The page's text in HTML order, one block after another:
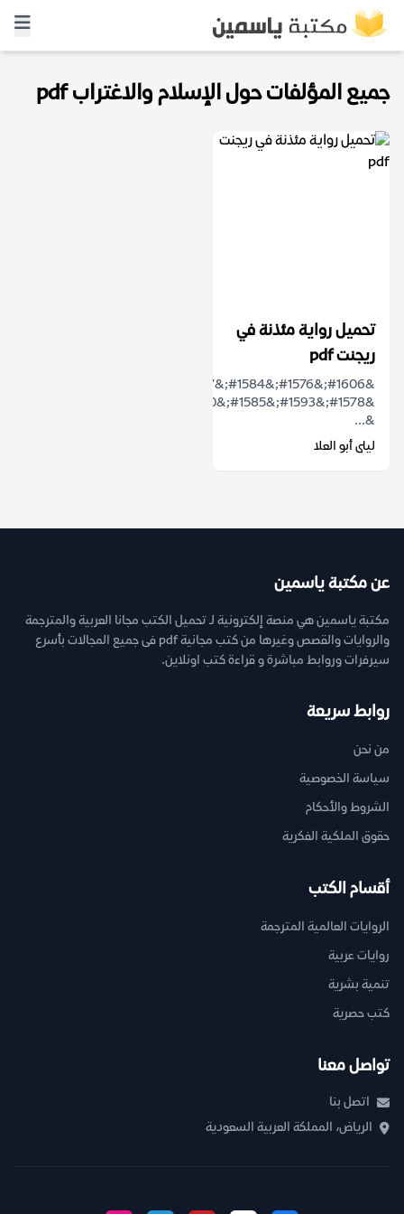
جميع المؤلفات حول الإسلام والاغتراب pdf
تحميل رواية مئذنة في
ريجنت pdf
&...
ليلى أبو العلا
عن مكتبة ياسمين
مكتبة ياسمين هي منصة إلكترونية لـ تحميل الكتب مجانا العربية والمترجمة
والروايات والقصص وغيرها من كتب مجانية pdf فى جميع المجالات بأسرع
سيرفرات وروابط مباشرة و قراءة كتب اونلاين.
روابط سريعة
من نحن
سياسة الخصوصية
الشروط والأحكام
حقوق الملكية الفكرية
أقسام الكتب
الروايات العالمية المترجمة
روايات عربية
تنمية بشرية
كتب حصرية
تواصل معنا
اتصل بنا
الرياض، المملكة العربية السعودية